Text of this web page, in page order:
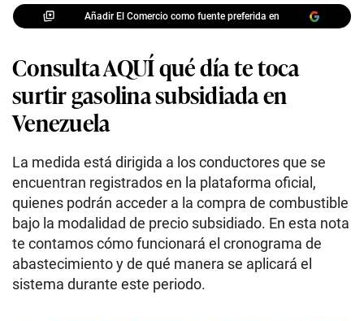
Añadir El Comercio como fuente preferida en
Consulta AQUÍ qué día te toca
surtir gasolina subsidiada en
Venezuela
La medida está dirigida a los conductores que se
encuentran registrados en la plataforma oficial,
quienes podrán acceder a la compra de combustible
bajo la modalidad de precio subsidiado. En esta nota
te contamos cómo funcionará el cronograma de
abastecimiento y de qué manera se aplicará el
sistema durante este periodo.